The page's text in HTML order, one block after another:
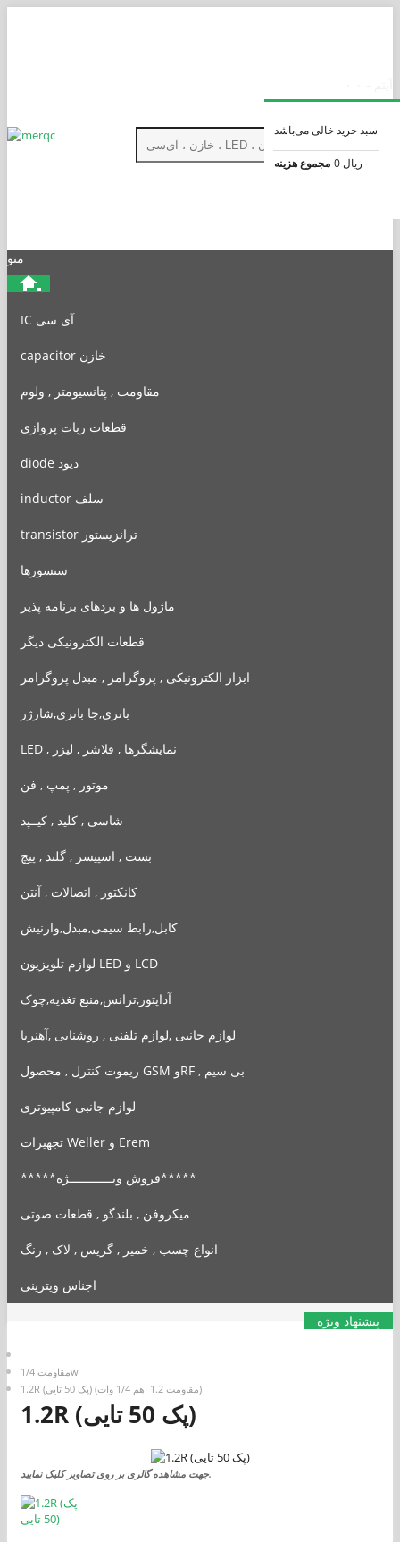
سبد خرید خالی می‌باشد
مجموع هزینه 0 ریال
منو
IC آی سی
capacitor خازن
مقاومت , پتانسیومتر , ولوم
قطعات ربات پروازی
diode دیود
inductor سلف
transistor ترانزیستور
سنسورها
ماژول ها و بردهای برنامه پذیر
قطعات الکترونیکی دیگر
ابزار الکترونیکی , پروگرامر , مبدل پروگرامر
باتری,جا باتری,شارژر
LED , نمایشگرها , فلاشر , لیزر
موتور , پمپ , فن
شاسی , کلید , کیــپد
بست , اسپیسر , گلند , پیچ
کانکتور , اتصالات , آنتن
کابل,رابط سیمی,مبدل,وارنیش
لوازم تلویزیون LED و LCD
آداپتور,ترانس,منبع تغذیه,چوک
لوازم جانبی ,لوازم تلفنی , روشنایی ,آهنربا
ریموت کنترل , محصول GSM وRF , بی سیم
لوازم جانبی کامپیوتری
تجهیزات Weller و Erem
*****فروش ویــــــــــــژه*****
میکروفن , بلندگو , قطعات صوتی
انواع چسب , خمیر , گریس , لاک , رنگ
اجناس ویترینی
پیشنهاد ویژه
مقاومت 1/4w
1.2R (پک 50 تایی) (مقاومت 1.2 اهم 1/4 وات)
1.2R (پک 50 تایی)
جهت مشاهده گالری بر روی تصاویر کلیک نمایید.